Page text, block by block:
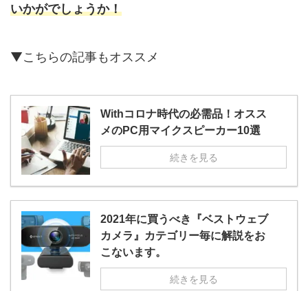
いかがでしょうか！
▼こちらの記事もオススメ
Withコロナ時代の必需品！オスス
メのPC用マイクスピーカー10選
続きを見る
2021年に買うべき『ベストウェブ
カメラ』カテゴリー毎に解説をお
こないます。
続きを見る